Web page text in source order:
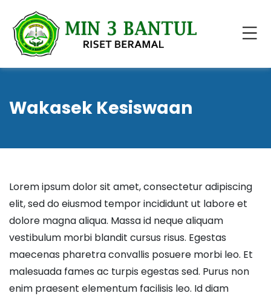
Wakasek Kesiswaan
Lorem ipsum dolor sit amet, consectetur adipiscing
elit, sed do eiusmod tempor incididunt ut labore et
dolore magna aliqua. Massa id neque aliquam
vestibulum morbi blandit cursus risus. Egestas
maecenas pharetra convallis posuere morbi leo. Et
malesuada fames ac turpis egestas sed. Purus non
enim praesent elementum facilisis leo. Id diam